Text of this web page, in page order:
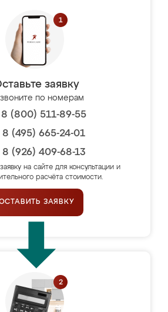
заявку
по номерам
8 (800) 511-89-55
8 (495) 665-24-01
8 (926) 409-68-13
на сайте для консультации и
расчёта стоимости.
ЗАЯВКУ